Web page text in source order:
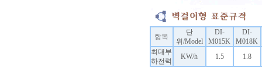
항목
단
위/Model
DI-
M015K
DI-
M018K
최대부
하전력
KW/h 1.5
1.8